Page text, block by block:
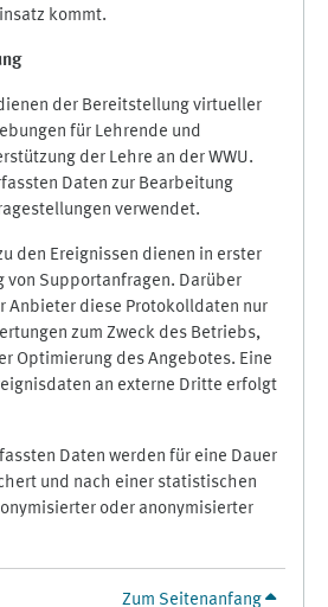
kommt.
der Bereitstellung virtueller
für Lehrende und
der Lehre an der WWU.
Daten zur Bearbeitung
verwendet.
den Ereignissen dienen in erster
von Supportanfragen. Darüber
Anbieter diese Protokolldaten nur
zum Zweck des Betriebs,
Optimierung des Angebotes. Eine
an externe Dritte erfolgt
Daten werden für eine Dauer
und nach einer statistischen
oder anonymisierter
Zum Seitenanfang